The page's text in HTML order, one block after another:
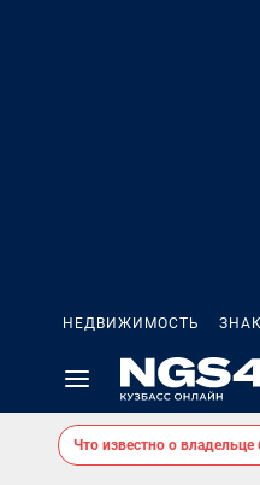
НЕДВИЖИМОСТЬ
Что известно о